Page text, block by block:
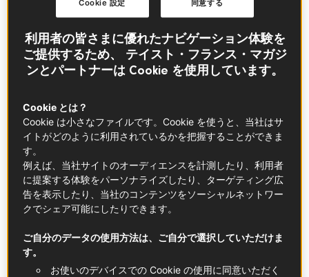
少なめの材料でできる、簡単なのに彩りの良い
「ちらし寿司」。今回はフランス産の食材&調
フランス産のシールドビネガーを使い、日本の
車海老の代わりにフランス産ロブスター（イセ
エビ）を使用。シールドビネガーは酸味がとっ
てもマイルドなので、食材本来の味の邪魔をせ
ず、料理のアクセントに。お米の旨味も引き立
ちます。ロブスターは言わずと知れた高級感あ
る食材ですよね。ボイルするとものすごくプリ
プリになって、淡泊ながら噛むほどに旨味を感
じる上品なちらし寿司に仕上がりました！
利用者の皆さまに優れたナビゲーション体験を
ご提供するため、 テイスト・フランス・マガジ
ンとパートナーは Cookie を使用しています。
Cookie とは？
Cookie は小さなファイルです。Cookie を使うと、当社はサ
イトがどのように利用されているかを把握することができま
す。
例えば、当社サイトのオーディエンスを計測したり、利用者
に提案する体験をパーソナライズしたり、ターゲティング広
告を表示したり、当社のコンテンツをソーシャルネットワー
クでシェア可能にしたりできます。
ご自分のデータの使用方法は、ご自分で選択していただけま
す。
お使いのデバイスでの Cookie の使用に同意いただく
同意する
Cookie 設定